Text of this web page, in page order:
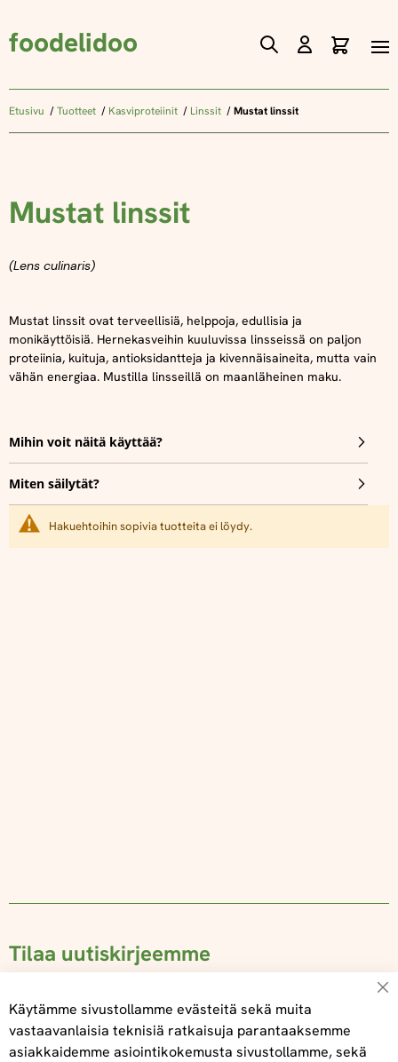
foodelidoo
Skip
Content
Etusivu Tuotteet Kasviproteiinit Linssit Mustat linssit
Mustat linssit
(Lens culinaris)
Mustat linssit ovat terveellisiä, helppoja, edullisia ja
monikäyttöisiä. Hernekasveihin kuuluvissa linsseissä on paljon
proteiinia, kuituja, antioksidantteja ja kivennäisaineita, mutta vain
vähän energiaa. Mustilla linsseillä on maanläheinen maku.
Mihin voit näitä käyttää?
Miten säilytät?
Hakuehtoihin sopivia tuotteita ei löydy.
Tilaa uutiskirjeemme
Tilaa
Käytämme sivustollamme evästeitä sekä muita
vastaavanlaisia teknisiä ratkaisuja parantaaksemme
asiakkaidemme asiointikokemusta sivustollamme, sekä